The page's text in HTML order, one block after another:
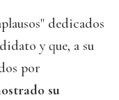
dedicados
y que, a su
por
su